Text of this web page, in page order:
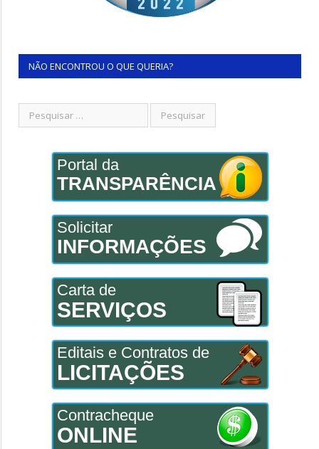
NÃO ENCONTROU O QUE QUERIA?
Portal da
TRANSPARÊNCIA
Solicitar
INFORMAÇÕES
Carta de
SERVIÇOS
Editais e Contratos de
LICITAÇÕES
Contracheque
ONLINE